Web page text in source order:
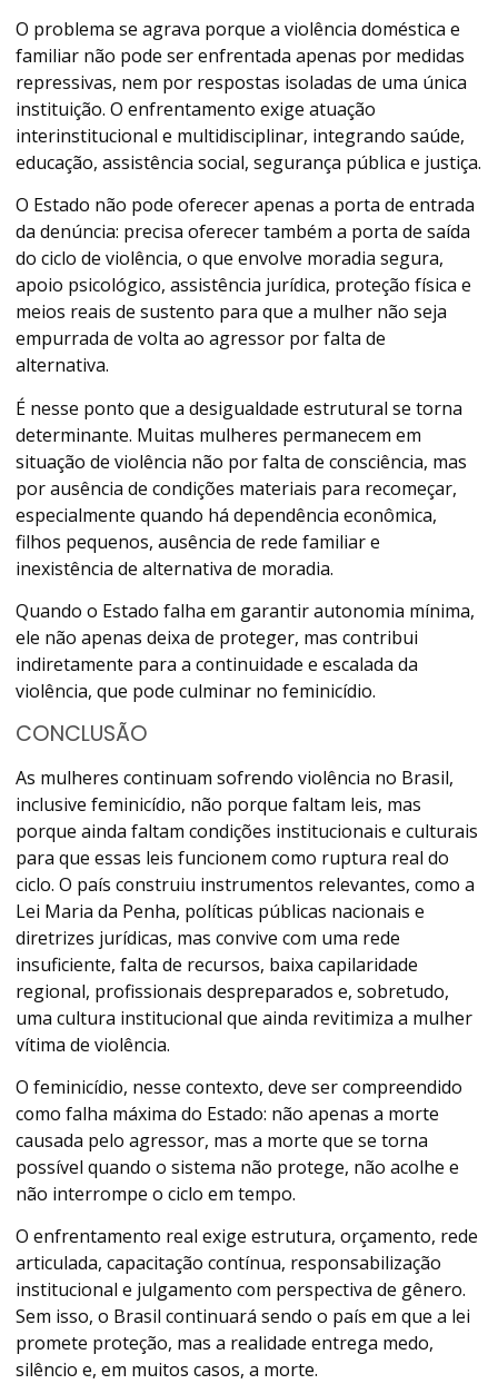
O problema se agrava porque a violência doméstica e
familiar não pode ser enfrentada apenas por medidas
repressivas, nem por respostas isoladas de uma única
instituição. O enfrentamento exige atuação
interinstitucional e multidisciplinar, integrando saúde,
educação, assistência social, segurança pública e justiça.
O Estado não pode oferecer apenas a porta de entrada
da denúncia: precisa oferecer também a porta de saída
do ciclo de violência, o que envolve moradia segura,
apoio psicológico, assistência jurídica, proteção física e
meios reais de sustento para que a mulher não seja
empurrada de volta ao agressor por falta de
alternativa.
É nesse ponto que a desigualdade estrutural se torna
determinante. Muitas mulheres permanecem em
situação de violência não por falta de consciência, mas
por ausência de condições materiais para recomeçar,
especialmente quando há dependência econômica,
filhos pequenos, ausência de rede familiar e
inexistência de alternativa de moradia.
Quando o Estado falha em garantir autonomia mínima,
ele não apenas deixa de proteger, mas contribui
indiretamente para a continuidade e escalada da
violência, que pode culminar no feminicídio.
CONCLUSÃO
As mulheres continuam sofrendo violência no Brasil,
inclusive feminicídio, não porque faltam leis, mas
porque ainda faltam condições institucionais e culturais
para que essas leis funcionem como ruptura real do
ciclo. O país construiu instrumentos relevantes, como a
Lei Maria da Penha, políticas públicas nacionais e
diretrizes jurídicas, mas convive com uma rede
insuficiente, falta de recursos, baixa capilaridade
regional, profissionais despreparados e, sobretudo,
uma cultura institucional que ainda revitimiza a mulher
vítima de violência.
O feminicídio, nesse contexto, deve ser compreendido
como falha máxima do Estado: não apenas a morte
causada pelo agressor, mas a morte que se torna
possível quando o sistema não protege, não acolhe e
não interrompe o ciclo em tempo.
O enfrentamento real exige estrutura, orçamento, rede
articulada, capacitação contínua, responsabilização
institucional e julgamento com perspectiva de gênero.
Sem isso, o Brasil continuará sendo o país em que a lei
promete proteção, mas a realidade entrega medo,
silêncio e, em muitos casos, a morte.